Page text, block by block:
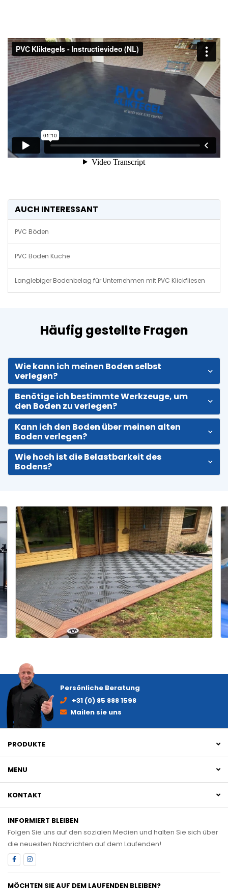
AUCH INTERESSANT
PVC Böden
PVC Böden Kuche
Langlebiger Bodenbelag für Unternehmen mit PVC Klickfliesen
Häufig gestellte Fragen
Wie kann ich meinen Boden selbst
verlegen?
Benötige ich bestimmte Werkzeuge, um
den Boden zu verlegen?
Kann ich den Boden über meinen alten
Boden verlegen?
Wie hoch ist die Belastbarkeit des
Bodens?
Persönliche Beratung
+31 (0) 85 888 1598
Mailen sie uns
PRODUKTE
MENU
KONTAKT
INFORMIERT BLEIBEN
Folgen Sie uns auf den sozialen Medien und halten Sie sich über
die neuesten Nachrichten auf dem Laufenden!
MÖCHTEN SIE AUF DEM LAUFENDEN BLEIBEN?